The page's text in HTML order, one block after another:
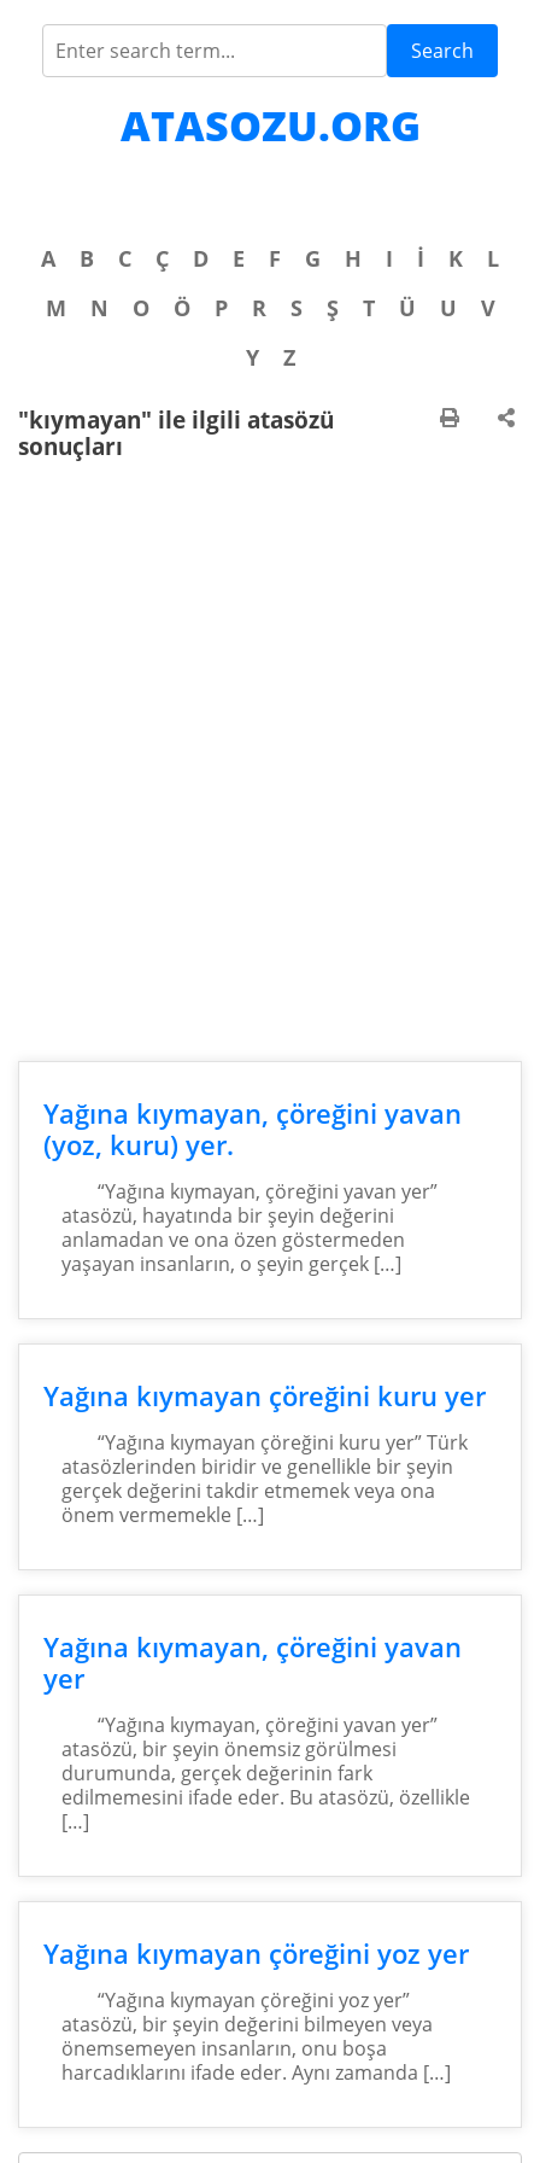
Search
ATASOZU.ORG
A B C Ç D E F G H I İ K
L
M
N O Ö P R S Ş T Ü U
V
Y
Z
"kıymayan" ile ilgili atasözü
sonuçları
Yağına kıymayan, çöreğini yavan
(yoz, kuru) yer.
“Yağına kıymayan, çöreğini yavan yer”
atasözü, hayatında bir şeyin değerini
anlamadan ve ona özen göstermeden
yaşayan insanların, o şeyin gerçek […]
Yağına kıymayan çöreğini kuru yer
“Yağına kıymayan çöreğini kuru yer” Türk
atasözlerinden biridir ve genellikle bir şeyin
gerçek değerini takdir etmemek veya ona
önem vermemekle […]
Yağına kıymayan, çöreğini yavan
yer
“Yağına kıymayan, çöreğini yavan yer”
atasözü, bir şeyin önemsiz görülmesi
durumunda, gerçek değerinin fark
edilmemesini ifade eder. Bu atasözü, özellikle
[…]
Yağına kıymayan çöreğini yoz yer
“Yağına kıymayan çöreğini yoz yer”
atasözü, bir şeyin değerini bilmeyen veya
önemsemeyen insanların, onu boşa
harcadıklarını ifade eder. Aynı zamanda […]